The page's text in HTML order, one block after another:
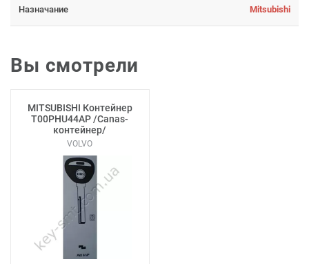
Назначание Mitsubishi
Вы смотрели
MITSUBISHI Контейнер
T00PHU44AP /Canas-
контейнер/
VOLVO